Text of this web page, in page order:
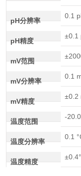
pH分辨率
0.1
pH精度
±0.1
mV范围
mV分辨率
0.1
mV精度
±0.2
温度范围
-
温度分辨率
0.1
温度精度